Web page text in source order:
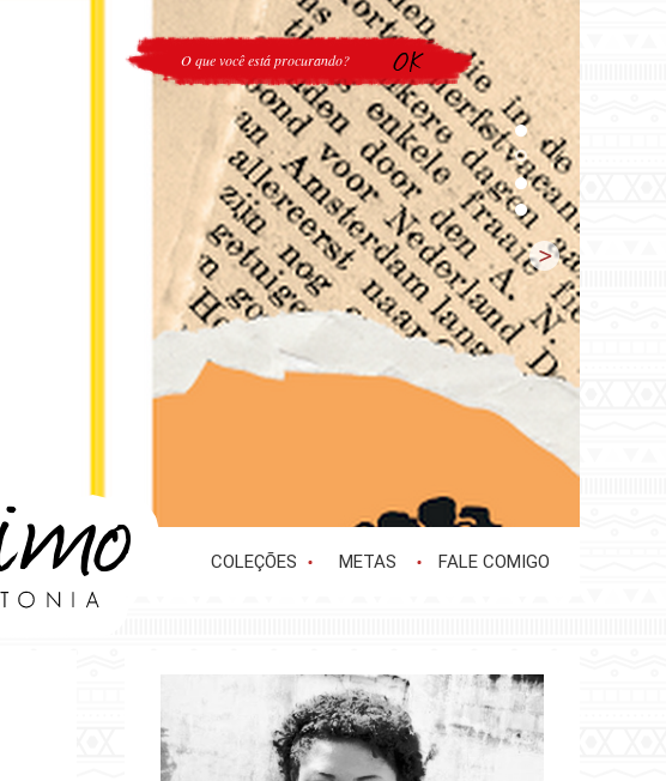
COLEÇÕES METAS FALE COMIGO